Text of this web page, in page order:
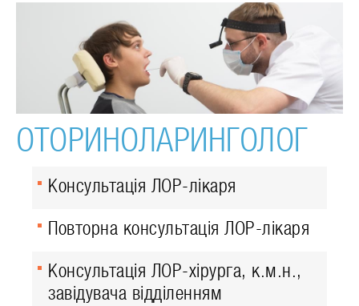
ОТОРИНОЛАРИНГОЛОГ
Консультація ЛОР-лікаря
Повторна консультація ЛОР-лікаря
Консультація ЛОР-хірурга, к.м.н.,
завідувача відділенням